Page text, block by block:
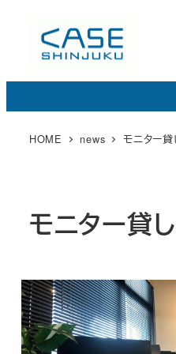
コ
HOME news モニター
モニター貸